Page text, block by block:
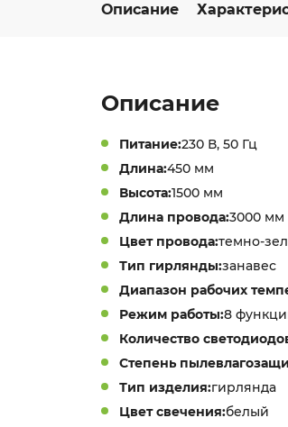
Описание
Описание
Питание:230 В, 50 Гц
Длина:450 мм
Высота:1500 мм
Длина провода:3000 мм
Цвет провода:темно-
Тип гирлянды:занавес
Диапазон рабочих
Режим работы:8
Количество
Степень
Тип изделия:гирлянда
Цвет свечения:белый